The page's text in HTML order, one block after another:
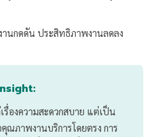
นกดดัน ประสิทธิภาพงานลดลง
องความสะดวกสบาย แต่เป็น
ณภาพงานบริการโดยตรง การ